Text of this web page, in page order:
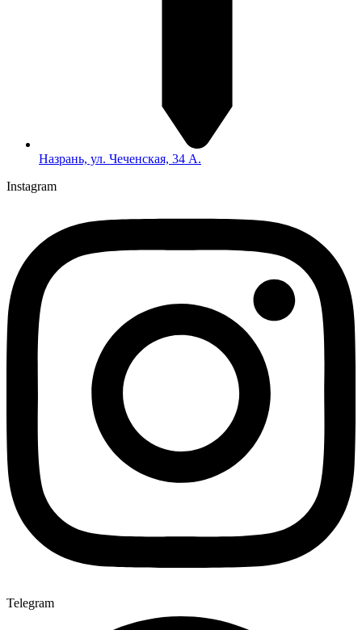
Назрань, ул. Чеченская, 34 А.
Instagram
Telegram